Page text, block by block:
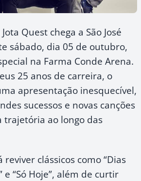
Quest chega a São José
sábado, dia 05 de outubro,
na Farma Conde Arena.
25 anos de carreira, o
apresentação inesquecível,
sucessos e novas canções
trajetória ao longo das
clássicos como “Dias
e “Só Hoje”, além de curtir